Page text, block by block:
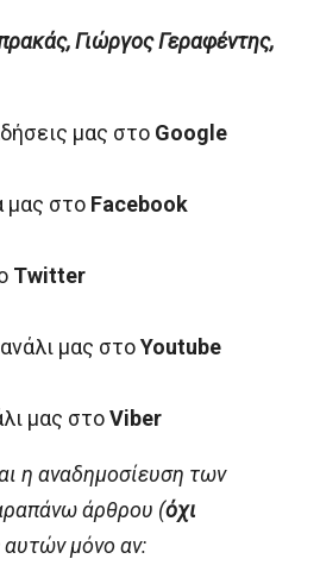
Γιώργος Γεραφέντης,
μας στο Google
μας στο Facebook
Twitter
μας στοYoutube
μας στοViber
η αναδημοσίευση των
άρθρου (όχι
μόνο αν: